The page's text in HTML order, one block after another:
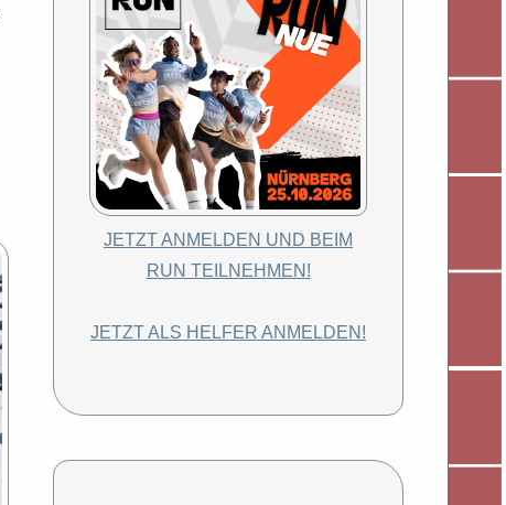
JETZT ANMELDEN UND BEIM
RUN TEILNEHMEN!
JETZT ALS HELFER ANMELDEN!